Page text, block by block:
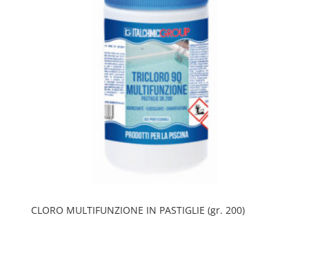
CLORO MULTIFUNZIONE IN PASTIGLIE (gr. 200)